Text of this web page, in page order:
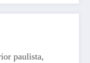
paulista,